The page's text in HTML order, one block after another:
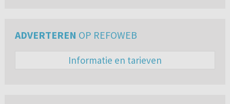
ADVERTEREN OP REFOWEB
Informatie en tarieven